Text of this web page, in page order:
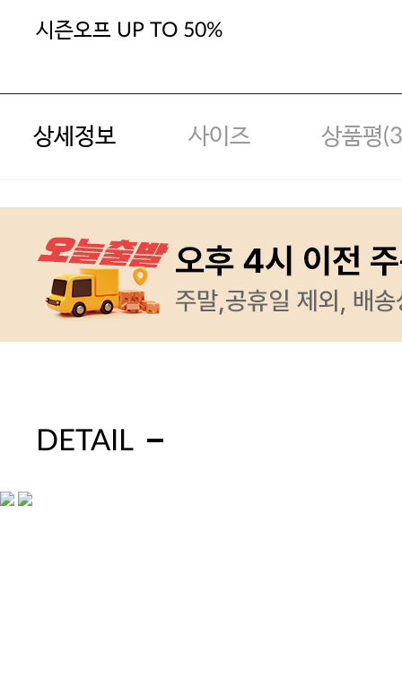
시즌오프 UP TO 50%
상세정보 사이즈 상품평(3
DETAIL